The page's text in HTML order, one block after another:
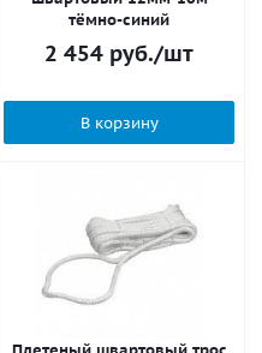
тёмно-синий
2 454 руб./шт
В корзину